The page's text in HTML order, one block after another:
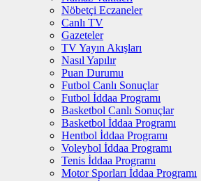
Nöbetçi Eczaneler
Canlı TV
Gazeteler
TV Yayın Akışları
Nasıl Yapılır
Puan Durumu
Futbol Canlı Sonuçlar
Futbol İddaa Programı
Basketbol Canlı Sonuçlar
Basketbol İddaa Programı
Hentbol İddaa Programı
Voleybol İddaa Programı
Tenis İddaa Programı
Motor Sporları İddaa Programı